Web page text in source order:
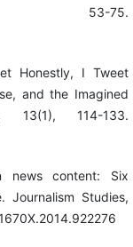
53-75.
Honestly, I Tweet
and the Imagined
114-133.
news content: Six
Journalism Studies,